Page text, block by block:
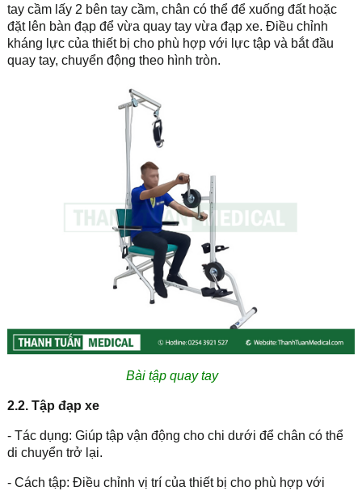
tay cầm lấy 2 bên tay cầm, chân có thể để xuống đất hoặc
đặt lên bàn đạp để vừa quay tay vừa đạp xe. Điều chỉnh
kháng lực của thiết bị cho phù hợp với lực tập và bắt đầu
quay tay, chuyển động theo hình tròn.
Bài tập quay tay
2.2. Tập đạp xe
- Tác dụng: Giúp tập vận động cho chi dưới để chân có thể
di chuyển trở lại.
- Cách tập: Điều chỉnh vị trí của thiết bị cho phù hợp với